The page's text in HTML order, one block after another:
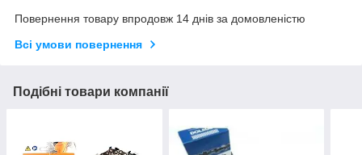
Повернення товару впродовж 14 днів за домовленістю
Всі умови повернення
Подібні товари компанії